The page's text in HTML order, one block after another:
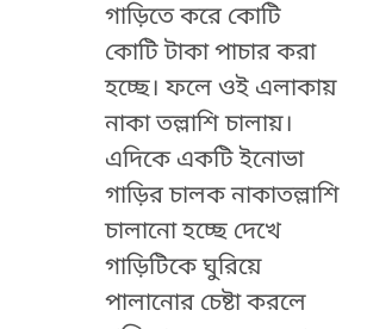
গাড়িতে করে কোটি
কোটি টাকা পাচার করা
হচ্ছে। ফলে ওই এলাকায়
নাকা তল্লাশি চালায়।
এদিকে একটি ইনোভা
গাড়ির চালক নাকাতল্লাশি
চালানো হচ্ছে দেখে
গাড়িটিকে ঘুরিয়ে
পালানোর চেষ্টা করলে